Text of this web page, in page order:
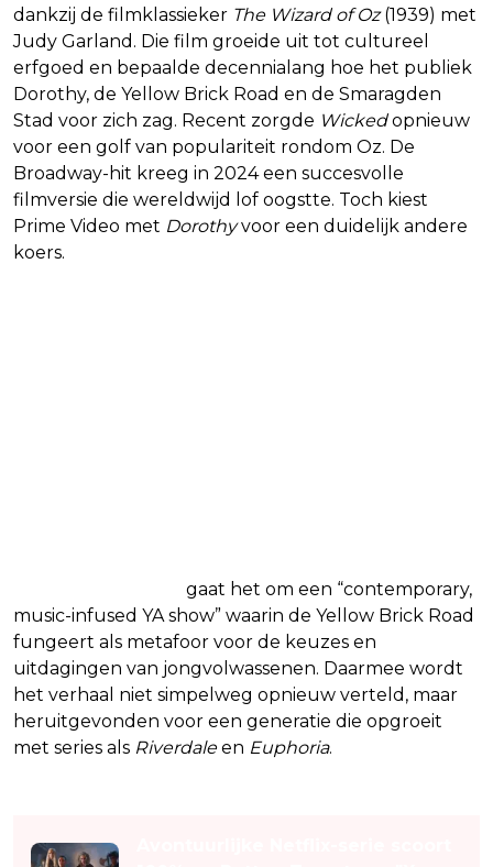
dankzij de filmklassieker The Wizard of Oz(1939) met
Judy Garland. Die film groeide uit tot cultureel
erfgoed en bepaalde decennialang hoe het publiek
Dorothy, de Yellow Brick Road en de Smaragden
Stad voor zich zag. Recent zorgde Wickedopnieuw
voor een golf van populariteit rondom Oz. De
Broadway-hit kreeg in 2024 een succesvolle
filmversie die wereldwijd lof oogstte. Toch kiest
Prime Video met Dorothyvoor een duidelijk andere
koers.
gaat het om een “contemporary,
music-infused YA show” waarin de Yellow Brick Road
fungeert als metafoor voor de keuzes en
uitdagingen van jongvolwassenen. Daarmee wordt
het verhaal niet simpelweg opnieuw verteld, maar
heruitgevonden voor een generatie die opgroeit
met series als Riverdaleen Euphoria.